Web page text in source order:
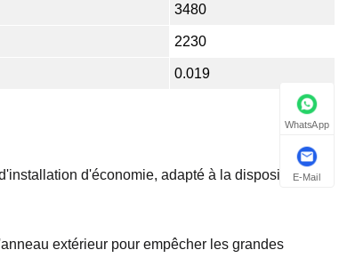
3480
2230
0.019
d'économie, adapté à la disposition
extérieur pour empêcher les grandes
WhatsApp
E-Mail